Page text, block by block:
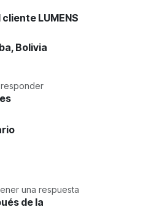
LUMENS
, Bolivia
una respuesta
de la